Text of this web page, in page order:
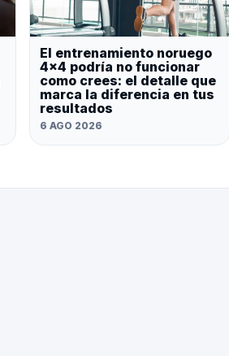
El entrenamiento noruego
4×4 podría no funcionar
como crees: el detalle que
marca la diferencia en tus
resultados
6 AGO 2026